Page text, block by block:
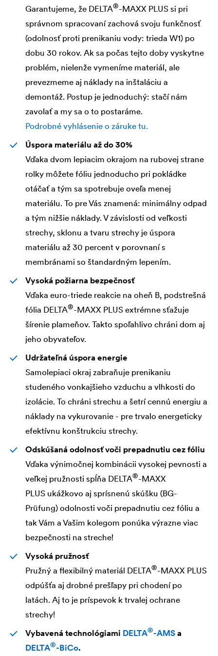
Garantujeme, že DELTA®-MAXX PLUS si pri
správnom spracovaní zachová svoju funkčnosť
(odolnosť proti prenikaniu vody: trieda W1) po
dobu 30 rokov. Ak sa počas tejto doby vyskytne
problém, nielenže vymeníme materiál, ale
prevezmeme aj náklady na inštaláciu a
demontáž. Postup je jednoduchý: stačí nám
zavolať a my sa o to postaráme.
Podrobné vyhlásenie o záruke tu.
Úspora materiálu až do 30%
Vďaka dvom lepiacim okrajom na rubovej strane
rolky môžete fóliu jednoducho pri pokládke
otáčať a tým sa spotrebuje oveľa menej
materiálu. To pre Vás znamená: minimálny odpad
a tým nižšie náklady. V závislosti od veľkosti
strechy, sklonu a tvaru strechy je úspora
materiálu až 30 percent v porovnaní s
membránami so štandardným lepením.
Vysoká požiarna bezpečnosť
Vďaka euro-triede reakcie na oheň B, podstrešná
fólia DELTA®-MAXX PLUS extrémne sťažuje
šírenie plameňov. Takto spoľahlivo chráni dom aj
jeho obyvateľov.
Udržateľná úspora energie
Samolepiaci okraj zabraňuje prenikaniu
studeného vonkajšieho vzduchu a vlhkosti do
izolácie. To chráni strechu a šetrí cennú energiu a
náklady na vykurovanie - pre trvalo energeticky
efektívnu konštrukciu strechy.
Odskúšaná odolnosť voči prepadnutiu cez fóliu
Vďaka výnimočnej kombinácii vysokej pevnosti a
veľkej pružnosti spĺňa DELTA®-MAXX
PLUS ukážkovo aj sprísnenú skúšku (BG-
Prüfung) odolnosti voči prepadnutiu cez fóliu a
tak Vám a Vašim kolegom ponúka výrazne viac
bezpečnosti na streche!
Vysoká pružnosť
Pružný a flexibilný materiál DELTA®-MAXX PLUS
odpúšťa aj drobné prešľapy pri chodení po
latách. Aj to je príspevok k trvalej ochrane
strechy!
Vybavená technológiami DELTA®-AMSa
DELTA®-BiCo.